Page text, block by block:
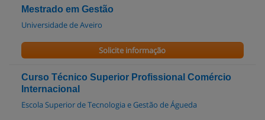
Mestrado em Gestão
Universidade de Aveiro
Solicite informação
Curso Técnico Superior Profissional Comércio
Internacional
Escola Superior de Tecnologia e Gestão de Águeda